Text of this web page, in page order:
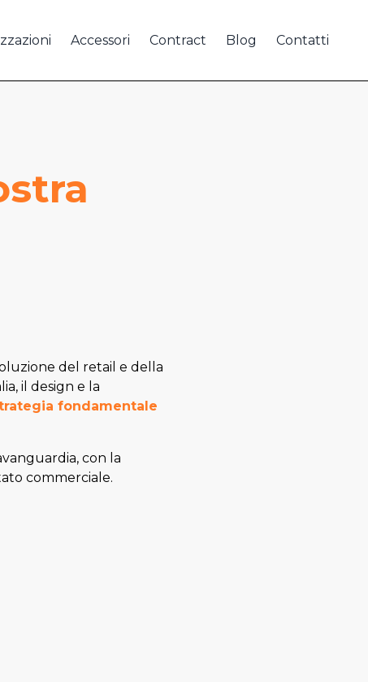
Accessori Contract Blog Contatti
del retail e della
il design e la
fondamentale
con la
commerciale.